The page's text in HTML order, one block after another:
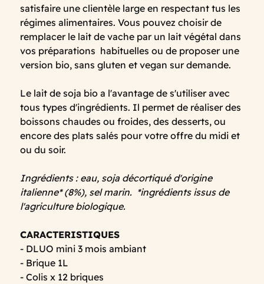
satisfaire une clientèle large en respectant tus les
régimes alimentaires. Vous pouvez choisir de
remplacer le lait de vache par un lait végétal dans
vos préparations habituelles ou de proposer une
version bio, sans gluten et vegan sur demande.
Le lait de soja bio a l'avantage de s'utiliser avec
tous types d'ingrédients. Il permet de réaliser des
boissons chaudes ou froides, des desserts, ou
encore des plats salés pour votre offre du midi et
ou du soir.
Ingrédients : eau, soja décortiqué d'origine
italienne* (8%), sel marin. *ingrédients issus de
l'agriculture biologique.
CARACTERISTIQUES
- DLUO mini 3 mois ambiant
- Brique 1L
- Colis x 12 briques